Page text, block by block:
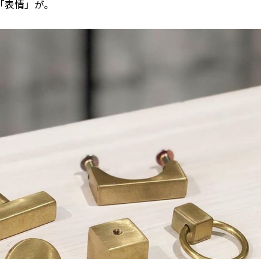
情」が。